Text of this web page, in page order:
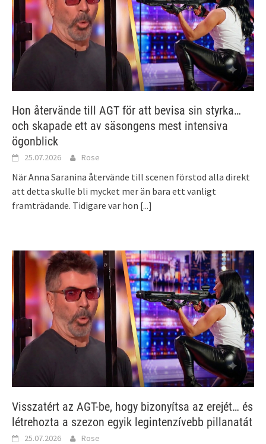
Hon återvände till AGT för att bevisa sin styrka…
och skapade ett av säsongens mest intensiva
ögonblick
25.07.2026 Rose
När Anna Saranina återvände till scenen förstod alla direkt
att detta skulle bli mycket mer än bara ett vanligt
framträdande. Tidigare var hon [...]
Visszatért az AGT-be, hogy bizonyítsa az erejét… és
létrehozta a szezon egyik legintenzívebb pillanatát
25.07.2026 Rose